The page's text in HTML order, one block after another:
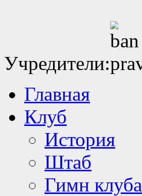
Учредители:
Главная
Клуб
История
Штаб
Гимн клуба